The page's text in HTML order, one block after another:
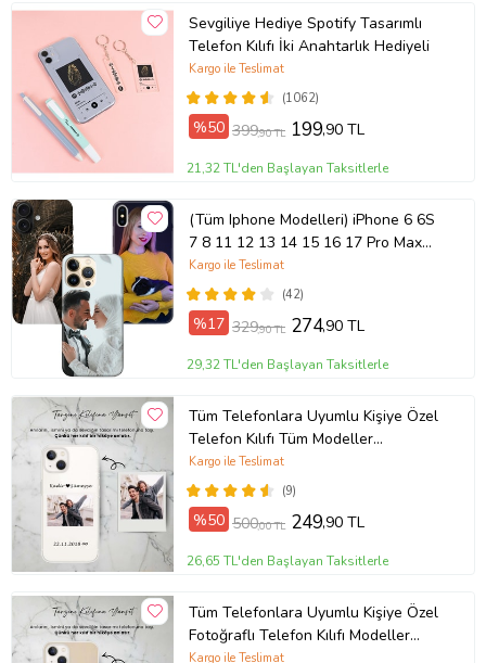
Sevgiliye Hediye Spotify Tasarımlı
Telefon Kılıfı İki Anahtarlık Hediyeli
(1062)
Kargo ile Teslimat
%50 399,90 TL 199,90 TL
21,32 TL'den Başlayan Taksitlerle
(Tüm Iphone Modelleri) iPhone 6 6S
7 8 11 12 13 14 15 16 17 Pro Max
Plus Mini Kişiye Özel Resimli
Fotoğraflı Kılıf(42)
Kargo ile Teslimat
%17 329,90 TL 274,90 TL
29,32 TL'den Başlayan Taksitlerle
Tüm Telefonlara Uyumlu Kişiye Özel
Telefon Kılıfı Tüm Modeller
Açıklamada
(9)
Kargo ile Teslimat
%50 500,00 TL 249,90 TL
26,65 TL'den Başlayan Taksitlerle
Tüm Telefonlara Uyumlu Kişiye Özel
Fotoğraflı Telefon Kılıfı Modeller
Açıklamada
Kargo ile Teslimat